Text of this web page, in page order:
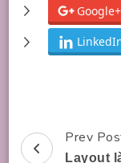
Google+
Post
Prev
Layout